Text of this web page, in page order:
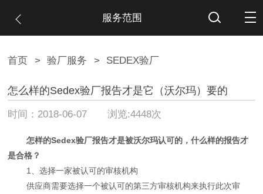
服务范围
首页 > 验厂服务 > SEDEX验厂
怎么样的Sedex验厂报告才是它（沃尔玛）要的
时间：2018-06-07 浏览:4448次
怎样的Sedex验厂报告才是被沃尔玛认可的，什么样的报告才
是合格？
1、选择一家被认可的审核机构
供应商需要选择一个被认可的第三方审核机构来执行此次审